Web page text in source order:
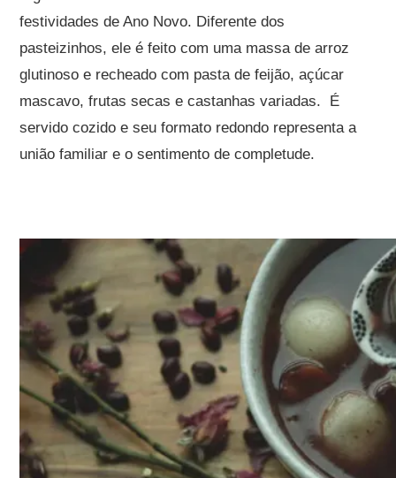
festividades de Ano Novo. Diferente dos
pasteizinhos, ele é feito com uma massa de arroz
glutinoso e recheado com pasta de feijão, açúcar
mascavo, frutas secas e castanhas variadas. É
servido cozido e seu formato redondo representa a
união familiar e o sentimento de completude.